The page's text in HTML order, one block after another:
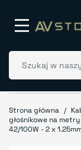
Strona główna
głośnikowe na metry
42/100W - 2 x